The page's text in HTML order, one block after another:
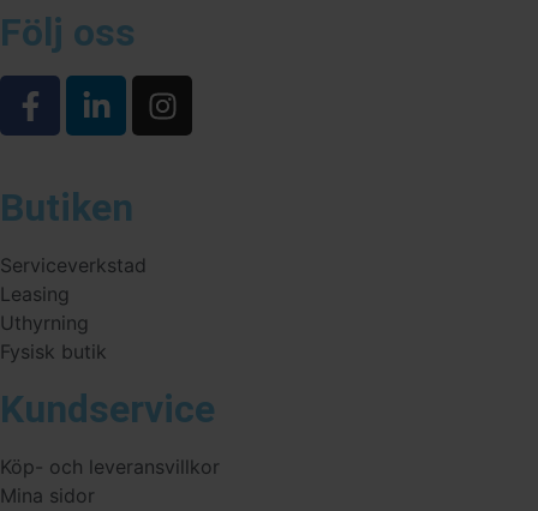
Följ oss
Butiken
Serviceverkstad
Leasing
Uthyrning
Fysisk butik
Kundservice
Köp- och leveransvillkor
Mina sidor